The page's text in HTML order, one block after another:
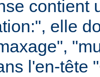
contient
elle
l'en-tête